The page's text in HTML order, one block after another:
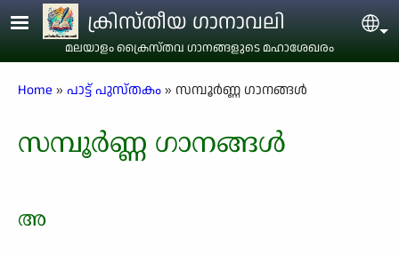
Skip to main contentക്രിസ്തീയ ഗാനാവലി
മലയാളം ക്രൈസ്തവ ഗാനങ്ങളുടെ മഹാശേഖരം
Breadcrumb
Home പാട്ട് പുസ്തകം സമ്പൂർണ്ണ ഗാനങ്ങൾ
സമ്പൂർണ്ണ ഗാനങ്ങൾ
അ